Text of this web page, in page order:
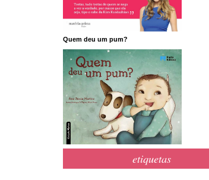
Quem deu um pum?
etiquetas